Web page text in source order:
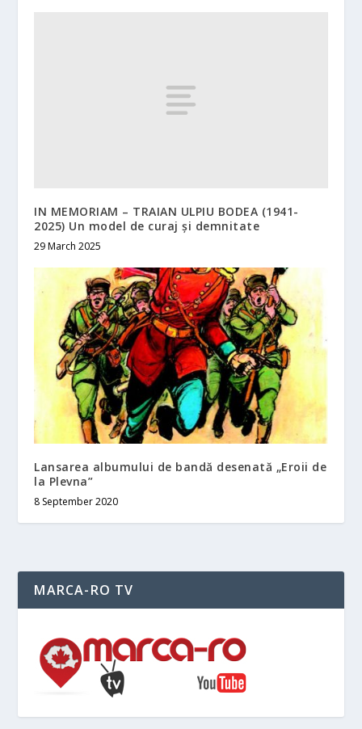
IN MEMORIAM – TRAIAN ULPIU BODEA (1941-
2025) Un model de curaj și demnitate
29 March 2025
Lansarea albumului de bandă desenată „Eroii de
la Plevna”
8 September 2020
MARCA-RO TV